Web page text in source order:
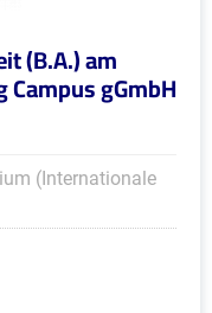
(B.A.) am
gGmbH
(Internationale